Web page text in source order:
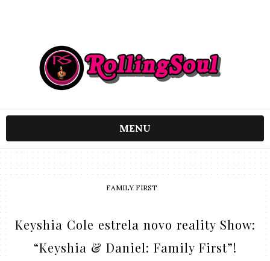
MENU
FAMILY FIRST
Keyshia Cole estrela novo reality Show:
“Keyshia & Daniel: Family First”!